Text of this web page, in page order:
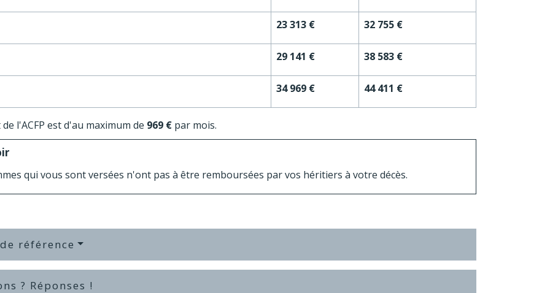
23 313 € 32 755 €
29 141 € 38 583 €
34 969 € 44 411 €
l'ACFP est d'au maximum de 969 €par mois.
qui vous sont versées n'ont pas à être remboursées par vos héritiers à votre décès.
référence
? Réponses !